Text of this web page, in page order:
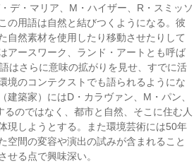
デ・マリア、M・ハイザー、R・スミッソ
の用語は自然と結びつくようになる。彼
自然素材を使用したり移動させたりして
アースワーク
、ランド・アートとも呼ば
はさらに意味の拡がりを見せ、すでに活
境のコンテクストでも語られるようにな
築家）にはD・カラヴァン、M・パン、
のではなく、都市と自然、そこに住む人
現しようとする。また環境芸術には50年
空間の変容や演出の試みが含まれること
せる点で興味深い。